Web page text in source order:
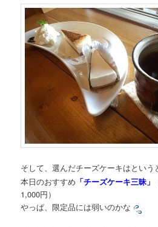
そして、選んだチーズケーキはという
本日のおすすめ 「チーズケーキ三昧」
1,000円）
やっぱ、限定品には弱いのかな